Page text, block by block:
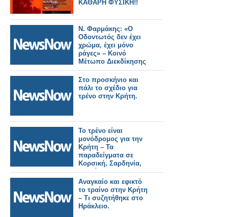
ΚΑΘΑΡΗ ΦΥΣΙΚΗ!!
Ν. Φαρμάκης: «Ο
Οδοντωτός δεν έχει
χρώμα, έχει μόνο
ράγες» – Κοινό
Μέτωπο Διεκδίκησης
Στο προσκήνιο και
πάλι το σχέδιο για
τρένο στην Κρήτη.
Το τρένο είναι
μονόδρομος για την
Κρήτη – Τα
παραδείγματα σε
Κορσική, Σαρδηνία,
Σικελία
Αναγκαίο και εφικτό
το τραίνο στην Κρήτη
– Τι συζητήθηκε στο
Ηράκλειο.